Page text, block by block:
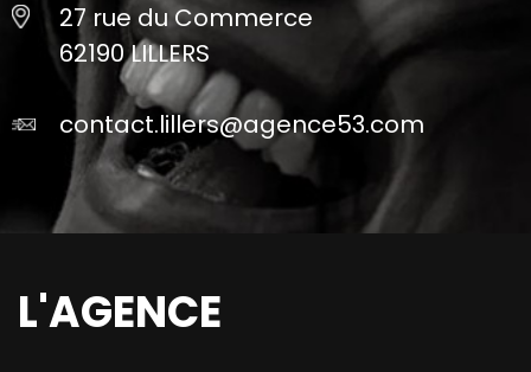
27 rue du Commerce
62190 LILLERS
contact.lillers@agence53.com
L'AGENCE